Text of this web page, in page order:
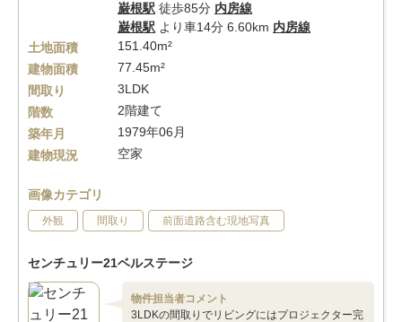
巌根駅 徒歩85分 内房線
巌根駅 より車14分 6.60km 内房線
土地面積
151.40m²
建物面積
77.45m²
間取り
3LDK
階数
2階建て
築年月
1979年06月
建物現況
空家
画像カテゴリ
外観 間取り 前面道路含む現地写真
センチュリー21ベルステージ
物件担当者コメント
3LDKの間取りでリビングにはプロジェクター完